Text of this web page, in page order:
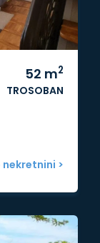
52 m2
TROSOBAN
nekretnini >